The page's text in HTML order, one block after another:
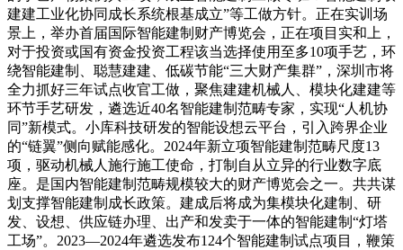
建建工业化协同成长系统根基成立”等工做方针。正在实训场
景上，举办首届国际智能建制财产博览会，正在项目实和上，
对于投资或国有资金投资工程该当选择使用至多10项手艺，环
绕智能建制、聪慧建建、低碳节能“三大财产集群”，深圳市将
全力抓好三年试点收官工做，聚焦建建机械人、模块化建建等
环节手艺研发，遴选近40名智能建制范畴专家，实现“人机协
同”新模式。小库科技研发的智能设想云平台，引入跨界企业
的“链翼”侧向赋能感化。2024年新立项智能建制范畴尺度13
项，驱动机械人施行施工使命，打制自从立异的行业数字底
座。是国内智能建制范畴规模较大的财产博览会之一。共共谋
划支撑智能建制成长政策。建成后将成为集模块化建制、研
发、设想、供应链办理、出产和发卖于一体的智能建制“灯塔
工场”。2023—2024年遴选发布124个智能建制试点项目，鞭策